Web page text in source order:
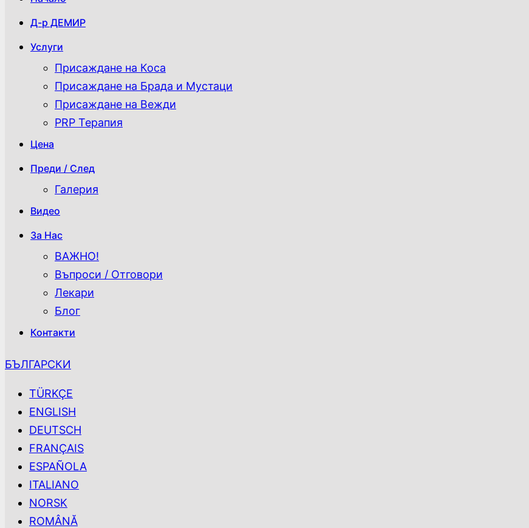
Д-р ДЕМИР
Услуги
Присаждане на Коса
Присаждане на Брада и Мустаци
Присаждане на Вежди
PRP Терапия
Цена
Преди / След
Галерия
Видео
За Нас
ВАЖНО!
Въпроси / Отговори
Лекари
Блог
Контакти
БЪЛГАРСКИ
TÜRKÇE
ENGLISH
DEUTSCH
FRANÇAIS
ESPAÑOLA
ITALIANO
NORSK
ROMÂNĂ